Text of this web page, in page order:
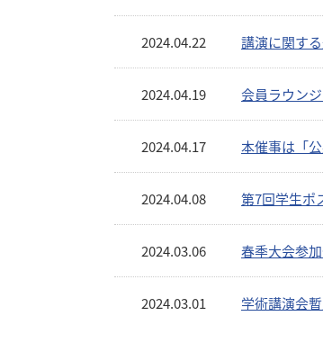
2024.04.22 講演に関す
2024.04.19 会員ラウン
2024.04.17 本催事は「
2024.04.08 第7回学生ポ
2024.03.06 春季大会参
2024.03.01 学術講演会